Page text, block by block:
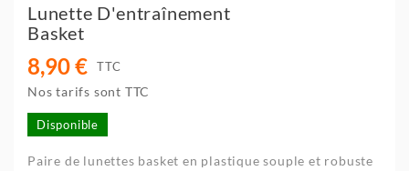
Lunette D'entraînement
Basket
8,90 € TTC
Nos tarifs sont TTC
Disponible
Paire de lunettes basket en plastique souple et robuste